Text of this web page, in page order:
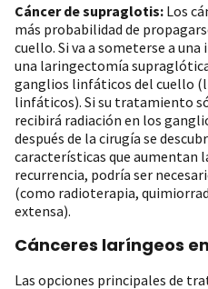
Cáncer de supraglotis: Los
más probabilidad de
cuello. Si va a someterse a
una laringectomía
ganglios linfáticos del cuello
linfáticos). Si su tratamiento
recibirá radiación en los
después de la cirugía se
características que aumentan
recurrencia, podría ser
(como radioterapia,
extensa).
Cánceres laríngeos
Las opciones principales de